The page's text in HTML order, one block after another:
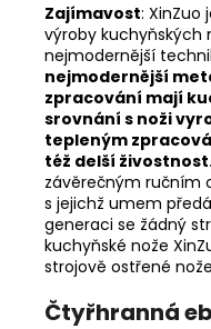
Zajímavost: XinZuo
výroby kuchyňských
nejmodernější
nejmodernější
zpracování mají
srovnání s noži
tepleným
též delší
závěrečným ručním
s jejichž umem
generaci se žádný
kuchyňské nože
strojově ostřené
Čtyřhranná